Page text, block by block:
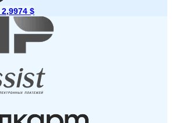
2,9974 $